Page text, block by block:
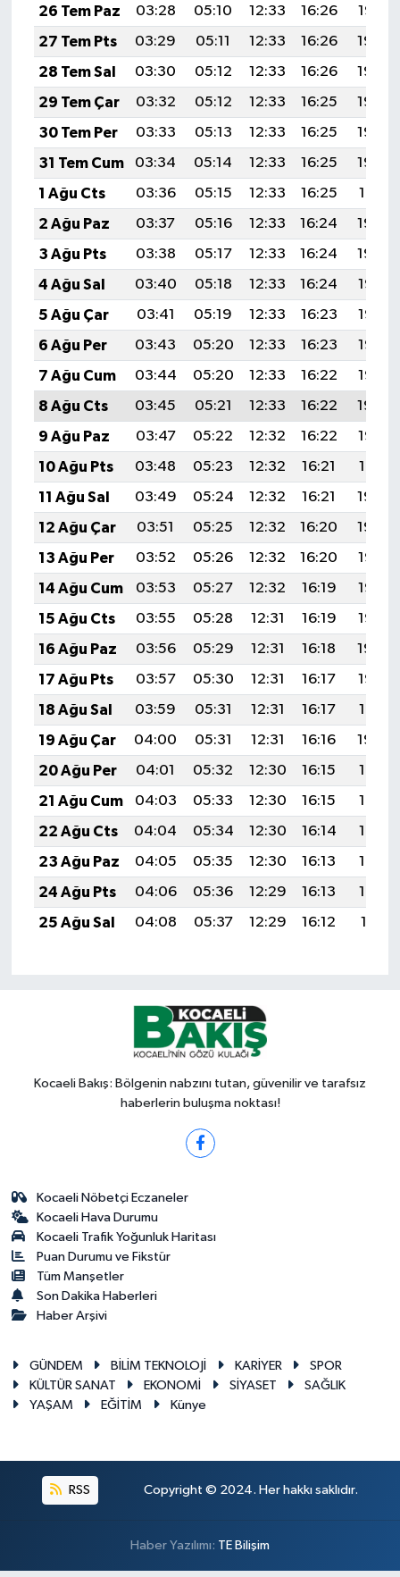
26 Tem Paz
03:28 05:10 12:33 16:26
19:47
27 Tem Pts
03:29 05:11 12:33 16:26
19:46
28 Tem Sal
03:30 05:12 12:33 16:26
19:45
29 Tem Çar
03:32 05:12 12:33 16:25
19:44
30 Tem Per
03:33 05:13 12:33 16:25
19:43
31 Tem Cum
03:34 05:14 12:33 16:25
19:42
1 Ağu Cts
03:36 05:15 12:33 16:25
19:41
2 Ağu Paz
03:37 05:16 12:33 16:24
19:40
3 Ağu Pts
03:38 05:17 12:33 16:24
19:39
4 Ağu Sal
03:40 05:18 12:33 16:24
19:38
5 Ağu Çar
03:41 05:19 12:33 16:23
19:37
6 Ağu Per
03:43 05:20 12:33 16:23
19:36
7 Ağu Cum
03:44 05:20 12:33 16:22
19:35
8 Ağu Cts
03:45 05:21 12:33 16:22
19:34
9 Ağu Paz
03:47 05:22 12:32 16:22
19:33
10 Ağu Pts
03:48 05:23 12:32 16:21
19:31
11 Ağu Sal
03:49 05:24 12:32 16:21
19:30
12 Ağu Çar
03:51 05:25 12:32 16:20
19:29
13 Ağu Per
03:52 05:26 12:32 16:20
19:28
14 Ağu Cum
03:53 05:27 12:32 16:19
19:26
15 Ağu Cts
03:55 05:28 12:31 16:19
19:25
16 Ağu Paz
03:56 05:29 12:31 16:18
19:24
17 Ağu Pts
03:57 05:30 12:31 16:17
19:22
18 Ağu Sal
03:59 05:31 12:31 16:17
19:21
19 Ağu Çar
04:00 05:31 12:31 16:16
19:20
20 Ağu Per
04:01 05:32 12:30 16:15
19:18
21 Ağu Cum
04:03 05:33 12:30 16:15
19:17
22 Ağu Cts
04:04 05:34 12:30 16:14
19:16
23 Ağu Paz
04:05 05:35 12:30 16:13
19:14
24 Ağu Pts
04:06 05:36 12:29 16:13
19:13
25 Ağu Sal
04:08 05:37 12:29 16:12 19:11
Kocaeli Bakış: Bölgenin nabzını tutan, güvenilir ve tarafsız
haberlerin buluşma noktası!
Kocaeli Nöbetçi Eczaneler
Kocaeli Hava Durumu
Kocaeli Trafik Yoğunluk Haritası
Puan Durumu ve Fikstür
Tüm Manşetler
Son Dakika Haberleri
Haber Arşivi
GÜNDEM BİLİM TEKNOLOJİ KARİYER
SPOR
KÜLTÜR SANAT
EKONOMİ SİYASET
SAĞLIK
YAŞAM
EĞİTİM Künye
RSS Copyright © 2024. Her hakkı saklıdır.
Haber Yazılımı: TE Bilişim